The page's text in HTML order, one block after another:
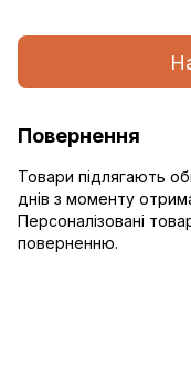
Повернення
Товари підлягають
днів з моменту
Персоналізовані
поверненню.